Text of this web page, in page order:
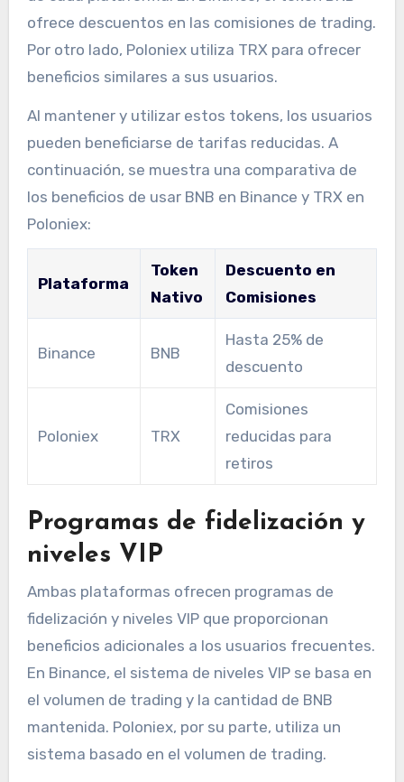
ofrece descuentos en las comisiones de trading.
Por otro lado, Poloniex utiliza TRX para ofrecer
beneficios similares a sus usuarios.
Al mantener y utilizar estos tokens, los usuarios
pueden beneficiarse de tarifas reducidas. A
continuación, se muestra una comparativa de
los beneficios de usar BNB en Binance y TRX en
Poloniex:
Plataforma
Token
Nativo
Descuento en
Comisiones
Binance BNB
Hasta 25% de
descuento
Poloniex TRX
Comisiones
reducidas para
retiros
Programas de fidelización y
niveles VIP
Ambas plataformas ofrecen programas de
fidelización y niveles VIP que proporcionan
beneficios adicionales a los usuarios frecuentes.
En Binance, el sistema de niveles VIP se basa en
el volumen de trading y la cantidad de BNB
mantenida. Poloniex, por su parte, utiliza un
sistema basado en el volumen de trading.